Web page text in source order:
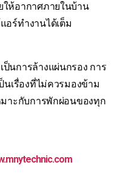
ให้อากาศภายในบ้าน
อร์ทำงานได้เต็ม
ป็นการล้างแผ่นกรอง การ
นเรื่องที่ไม่ควรมองข้าม
มาะกับการพักผ่อนของทุก